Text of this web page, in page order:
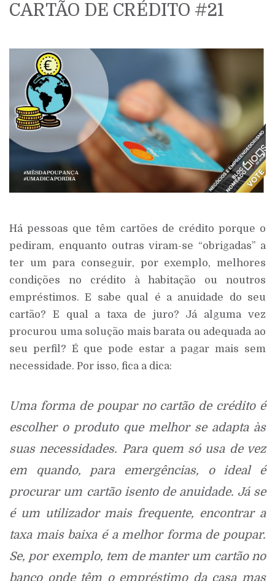
CARTÃO DE CRÉDITO #21
Há pessoas que têm cartões de crédito porque o
pediram, enquanto outras viram-se “obrigadas” a
ter um para conseguir, por exemplo, melhores
condições no crédito à habitação ou noutros
empréstimos. E sabe qual é a anuidade do seu
cartão? E qual a taxa de juro? Já alguma vez
procurou uma solução mais barata ou adequada ao
seu perfil? É que pode estar a pagar mais sem
necessidade. Por isso, fica a dica:
Uma forma de poupar no cartão de crédito é
escolher o produto que melhor se adapta às
suas necessidades. Para quem só usa de vez
em quando, para emergências, o ideal é
procurar um cartão isento de anuidade. Já se
é um utilizador mais frequente, encontrar a
taxa mais baixa é a melhor forma de poupar.
Se, por exemplo, tem de manter um cartão no
banco onde têm o empréstimo da casa mas